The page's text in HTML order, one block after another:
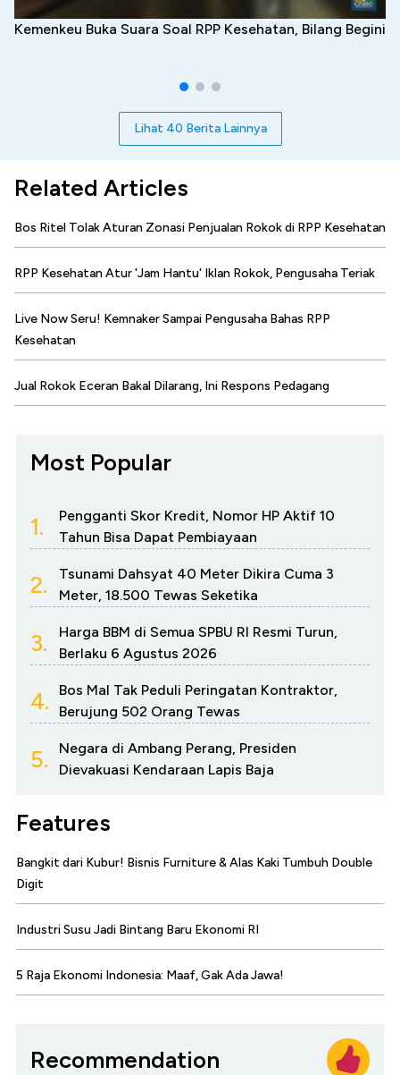
Kemenkeu Buka Suara Soal RPP Kesehatan, Bilang Begini
Lihat 40 Berita Lainnya
Related Articles
Bos Ritel Tolak Aturan Zonasi Penjualan Rokok di RPP Kesehatan
RPP Kesehatan Atur 'Jam Hantu' Iklan Rokok, Pengusaha Teriak
Live Now Seru! Kemnaker Sampai Pengusaha Bahas RPP
Kesehatan
Jual Rokok Eceran Bakal Dilarang, Ini Respons Pedagang
Most Popular
1.
Pengganti Skor Kredit, Nomor HP Aktif 10
Tahun Bisa Dapat Pembiayaan
2.
Tsunami Dahsyat 40 Meter Dikira Cuma 3
Meter, 18.500 Tewas Seketika
3.
Harga BBM di Semua SPBU RI Resmi Turun,
Berlaku 6 Agustus 2026
4.
Bos Mal Tak Peduli Peringatan Kontraktor,
Berujung 502 Orang Tewas
5.
Negara di Ambang Perang, Presiden
Dievakuasi Kendaraan Lapis Baja
Features
Bangkit dari Kubur! Bisnis Furniture & Alas Kaki Tumbuh Double
Digit
Industri Susu Jadi Bintang Baru Ekonomi RI
5 Raja Ekonomi Indonesia: Maaf, Gak Ada Jawa!
Recommendation